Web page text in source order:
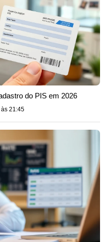
do PIS em 2026
21:45